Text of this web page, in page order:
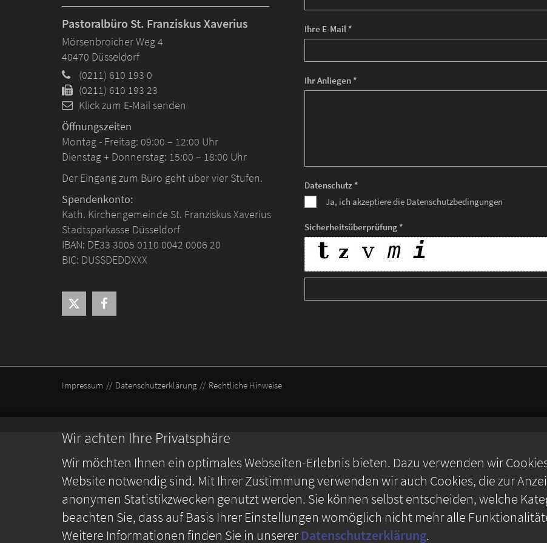
Wir achten Ihre Privatsphäre
Wir möchten Ihnen ein optimales Webseiten-Erlebnis bieten. Dazu verwenden wir
Website notwendig sind. Mit Ihrer Zustimmung verwenden wir auch Cookies, die zur
anonymen Statistikzwecken genutzt werden. Sie können selbst entscheiden, welche
beachten Sie, dass auf Basis Ihrer Einstellungen womöglich nicht mehr alle
Weitere Informationen finden Sie in unserer Datenschutzerklärung.
Ihre E-Mail *
Ihr Anliegen *
Datenschutz *
Ja, ich akzeptiere die Datenschutzbedingungen
Sicherheitsüberprüfung *
Pastoralbüro St. Franziskus Xaverius
Mörsenbroicher Weg 4
40470 Düsseldorf
(0211) 610 193 0
(0211) 610 193 23
Klick zum E-Mail senden
Öffnungszeiten
Montag - Freitag: 09:00 – 12:00 Uhr
Dienstag + Donnerstag: 15:00 – 18:00 Uhr
Der Eingang zum Büro geht über vier Stufen.
Spendenkonto:
Kath. Kirchengemeinde St. Franziskus Xaverius
Stadtsparkasse Düsseldorf
IBAN: DE33 3005 0110 0042 0006 20
BIC: DUSSDEDDXXX
Impressum Datenschutzerklärung Rechtliche Hinweise